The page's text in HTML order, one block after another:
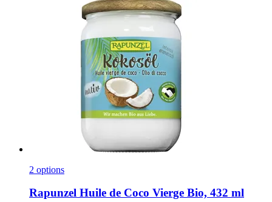
2 options
Rapunzel Huile de Coco Vierge Bio, 432 ml